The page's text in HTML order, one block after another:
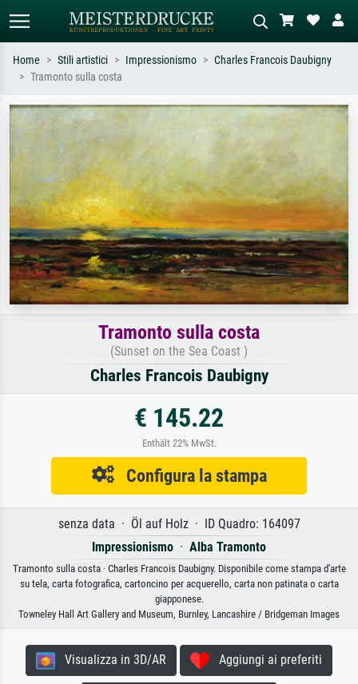
Cerca per artista, titolo o stile – es.
Monet, Notte stellata,
Impressionismo, onda di Hokusai,
nudo.
Descrivi la scena – es. prato verde,
astratto con molto rosso, dipinto a
olio scuro, nudo in piedi vicino a un
albero.
Home Stili artistici Impressionismo
Charles Francois Daubigny
Tramonto sulla costa
Tramonto sulla costa
(Sunset on the Sea Coast )
Charles Francois Daubigny
€ 145.22
Enthält 22% MwSt.
Configura la stampa
senza data · Öl auf Holz · ID Quadro: 164097
Impressionismo · Alba Tramonto
Tramonto sulla costa · Charles Francois Daubigny. Disponibile come stampa d'arte
su tela, carta fotografica, cartoncino per acquerello, carta non patinata o carta
giapponese.
Towneley Hall Art Gallery and Museum, Burnley, Lancashire / Bridgeman Images
Visualizza in 3D/AR Aggiungi ai preferiti